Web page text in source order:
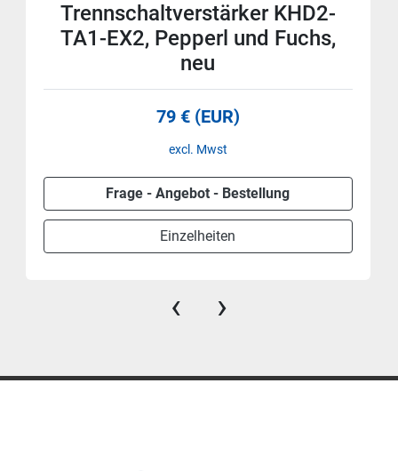
Trennschaltverstärker KHD2-
TA1-EX2, Pepperl und Fuchs,
neu
79 € (EUR)
excl. Mwst
Frage - Angebot - Bestellung
Einzelheiten
‹ ›